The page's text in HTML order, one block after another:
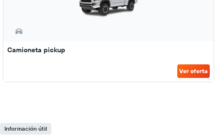
Camioneta pickup
Ver oferta
Información útil